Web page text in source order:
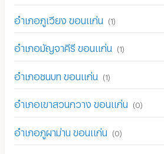
อำเภอภูเวียง ขอนแก่น (1)
อำเภอมัญจาคีรี ขอนแก่น (1)
อำเภอชนบท ขอนแก่น (1)
อำเภอเขาสวนกวาง ขอนแก่น (0)
อำเภอภูผาม่าน ขอนแก่น (0)